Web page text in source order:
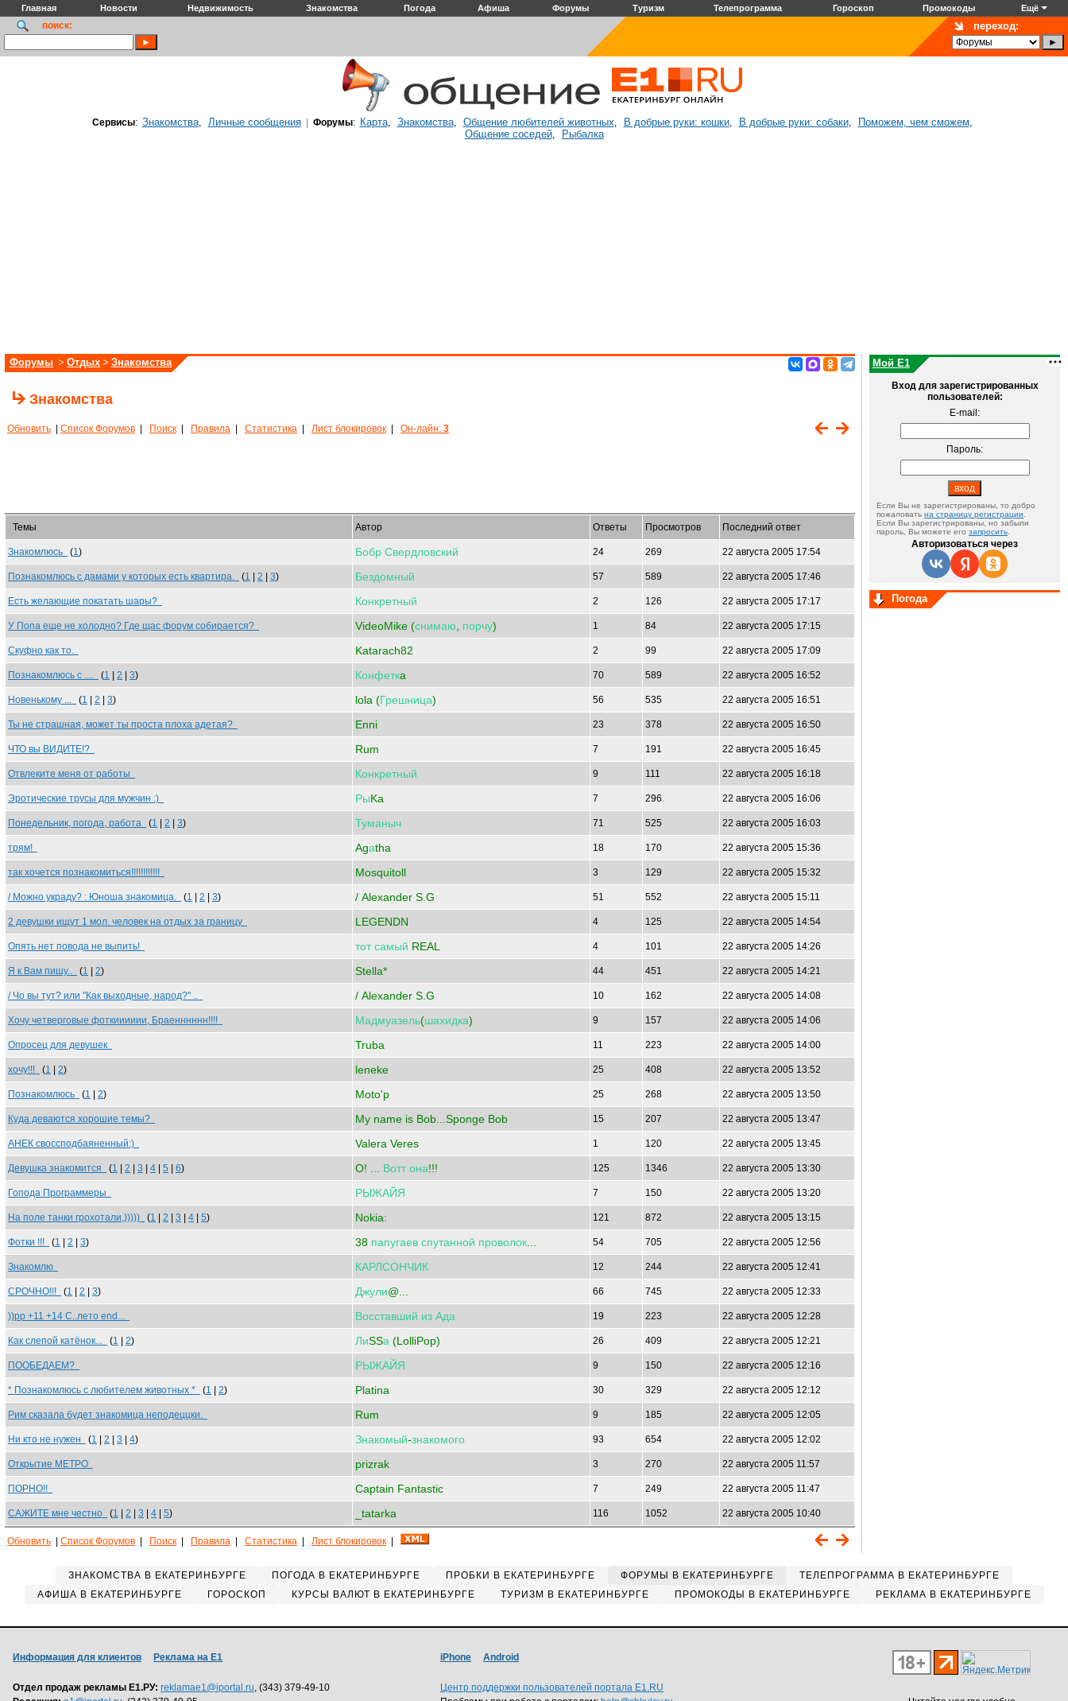
Главная Новости Недвижимость Знакомства Погода Афиша Форумы Туризм Телепрограмма Гороскоп Промокоды Ещё
поиск: переход:
Сервисы: Знакомства, Личные сообщения| Форумы: Карта, Знакомства, Общение любителей животных, В добрые руки: кошки, В добрые руки: собаки, Поможем, чем сможем,
Общение соседей, Рыбалка
Форумы > Отдых > Знакомства
Знакомства
Обновить Список Форумов Поиск Правила Статистика Лист блокировок Он-лайн: 3
Темы Автор Ответы Просмотров Последний ответ
Знакомлюсь (1) Бобр Свердловский 24 269 22 августа 2005 17:54
Познакомлюсь с дамами у которых есть квартира. (1 2 3) Бездомный 57 589 22 августа 2005 17:46
Есть желающие покатать шары? Конкретный 2 126 22 августа 2005 17:17
У Попа еще не холодно? Где щас форум собирается? VideoMike (снимаю порчу) 1 84 22 августа 2005 17:15
Скуфно как то. Katarach82 2 99 22 августа 2005 17:09
Познакомлюсь с .... (1 2 3) Конфеткa 70 589 22 августа 2005 16:52
Новенькому ... (1 2 3) lola (Грешница) 56 535 22 августа 2005 16:51
Ты не страшная, может ты проста плоха адетая? Enni 23 378 22 августа 2005 16:50
ЧТО вы ВИДИТЕ!? Rum 7 191 22 августа 2005 16:45
Отвлеките меня от работы Конкретный 9 111 22 августа 2005 16:18
Эротические трусы для мужчин :) РыKa 7 296 22 августа 2005 16:06
Понедельник, погода, работа (1 2 3) Туманыч 71 525 22 августа 2005 16:03
трям! Agаtha 18 170 22 августа 2005 15:36
так хочется познакомиться!!!!!!!!!!!! Mosquitoll 3 129 22 августа 2005 15:32
/ Можно украду? : Юноша знакомица. (1 2 3) / Alexander S.G 51 552 22 августа 2005 15:11
2 девушки ищут 1 мол. человек на отдых за границу LEGENDN 4 125 22 августа 2005 14:54
Опять нет повода не выпить! тот самый REAL 4 101 22 августа 2005 14:26
Я к Вам пишу.. (1 2) Stella* 44 451 22 августа 2005 14:21
/ Чо вы тут? или "Как выходные, народ?" .. / Alexander S.G 10 162 22 августа 2005 14:08
Хочу четверговые фоткииииии, Браенннннн!!!! Мадмуазель(шахидка) 9 157 22 августа 2005 14:06
Опросец для девушек Truba 11 223 22 августа 2005 14:00
хочу!!! (1 2) leneke 25 408 22 августа 2005 13:52
Познакомлюсь (1 2) Moto'p 25 268 22 августа 2005 13:50
Куда деваются хорошие темы? My name is Bob...Sponge Bob 15 207 22 августа 2005 13:47
АНЕК своссподбаяненный:) Valera Veres 1 120 22 августа 2005 13:45
Девушка знакомится (1 2 3 4 5 6) O! ... Вотт она!!! 125 1346 22 августа 2005 13:30
Гопода Программеры РЫЖАЙЯ 7 150 22 августа 2005 13:20
На поле танки грохотали,))))) (1 2 3 4 5) Nokia: 121 872 22 августа 2005 13:15
Фотки !!! (1 2 3) 38 папугаев спутанной проволок 54 705 22 августа 2005 12:56
Знакомлю КАРЛСОНЧИК 12 244 22 августа 2005 12:41
СРОЧНО!!! (1 2 3) Джули@... 66 745 22 августа 2005 12:33
))рр +11 +14 С..лето end... Восставший из Ада 19 223 22 августа 2005 12:28
Как слепой катёнок... (1 2) ЛиSSа (LolliPop) 26 409 22 августа 2005 12:21
ПООБЕДАЕМ? РЫЖАЙЯ 9 150 22 августа 2005 12:16
* Познакомлюсь с любителем животных * (1 2) Platina 30 329 22 августа 2005 12:12
Рим сказала будет знакомица неподеццки. Rum 9 185 22 августа 2005 12:05
Ни кто не нужен (1 2 3 4) Знакомый-знакомого 93 654 22 августа 2005 12:02
Открытие МЕТРО prizrak 3 270 22 августа 2005 11:57
ПОРНО!! Captain Fantastic 7 249 22 августа 2005 11:47
САЖИТЕ мне честно (1 2 3 4 5) _tatarka 116 1052 22 августа 2005 10:40
Обновить Список Форумов Поиск Правила Статистика Лист блокировок
Мой E1
Вход для зарегистрированных
пользователей:
E-mail:
Пароль:
Если Вы не зарегистрированы, то добро
пожаловать на страницу регистрации
Если Вы зарегистрированы, но забыли
пароль, Вы можете его запросить
Авторизоваться через
Погода
ЗНАКОМСТВА В ЕКАТЕРИНБУРГЕ ПОГОДА В ЕКАТЕРИНБУРГЕ ПРОБКИ В ЕКАТЕРИНБУРГЕ ФОРУМЫ В ЕКАТЕРИНБУРГЕ
ТЕЛЕПРОГРАММА В ЕКАТЕРИНБУРГЕ
АФИША В ЕКАТЕРИНБУРГЕ
ГОРОСКОП КУРСЫ ВАЛЮТ В ЕКАТЕРИНБУРГЕ ТУРИЗМ В ЕКАТЕРИНБУРГЕ ПРОМОКОДЫ В ЕКАТЕРИНБУРГЕ РЕКЛАМА В ЕКАТЕРИНБУРГЕ
Информация для клиентов Реклама на Е1
Отдел продаж рекламы Е1.РУ: reklamae1@iportal.ru, (343) 379-49-10
iPhone Android
Центр поддержки пользователей портала E1.RU